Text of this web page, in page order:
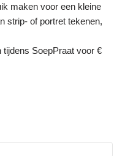
maken voor een kleine
strip- of portret tekenen,
SoepPraat voor €